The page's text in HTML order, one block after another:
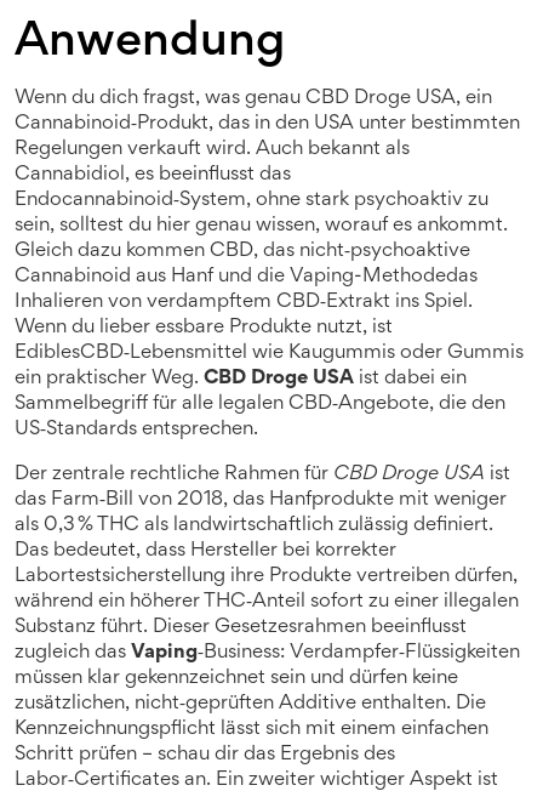
Anwendung
Wenn du dich fragst, was genau CBD Droge USA, ein
Cannabinoid‑Produkt, das in den USA unter bestimmten
Regelungen verkauft wird. Auch bekannt als
Cannabidiol, es beeinflusst das
Endocannabinoid‑System, ohne stark psychoaktiv zu
sein, solltest du hier genau wissen, worauf es ankommt.
Gleich dazu kommen CBD, das nicht‑psychoaktive
Cannabinoid aus Hanfund die Vaping-Methodedas
Inhalieren von verdampftem CBD‑Extrakt ins Spiel.
Wenn du lieber essbare Produkte nutzt, ist
EdiblesCBD‑Lebensmittel wie Kaugummis oder Gummis
ein praktischer Weg. CBD Droge USA ist dabei ein
Sammelbegriff für alle legalen CBD‑Angebote, die den
US‑Standards entsprechen.
Der zentrale rechtliche Rahmen für CBD Droge USA ist
das Farm‑Bill von 2018, das Hanfprodukte mit weniger
als 0,3 % THC als landwirtschaftlich zulässig definiert.
Das bedeutet, dass Hersteller bei korrekter
Labortestsicherstellung ihre Produkte vertreiben dürfen,
während ein höherer THC‑Anteil sofort zu einer illegalen
Substanz führt. Dieser Gesetzesrahmen beeinflusst
zugleich das Vaping‑Business: Verdampfer‑Flüssigkeiten
müssen klar gekennzeichnet sein und dürfen keine
zusätzlichen, nicht‑geprüften Additive enthalten. Die
Kennzeichnungspflicht lässt sich mit einem einfachen
Schritt prüfen – schau dir das Ergebnis des
Labor‑Certificates an. Ein zweiter wichtiger Aspekt ist